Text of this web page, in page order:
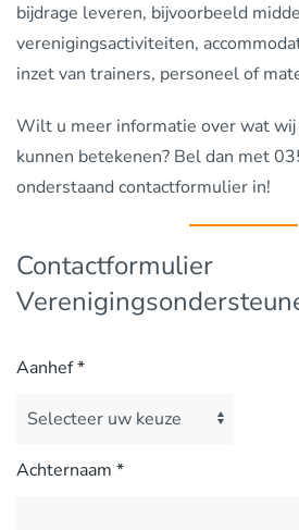
bijdrage leveren, bijvoorbeeld
verenigingsactiviteiten,
inzet van trainers, personeel of
Wilt u meer informatie over wat
kunnen betekenen? Bel dan met
onderstaand contactformulier in!
Contactformulier
Aanhef*
Achternaam *